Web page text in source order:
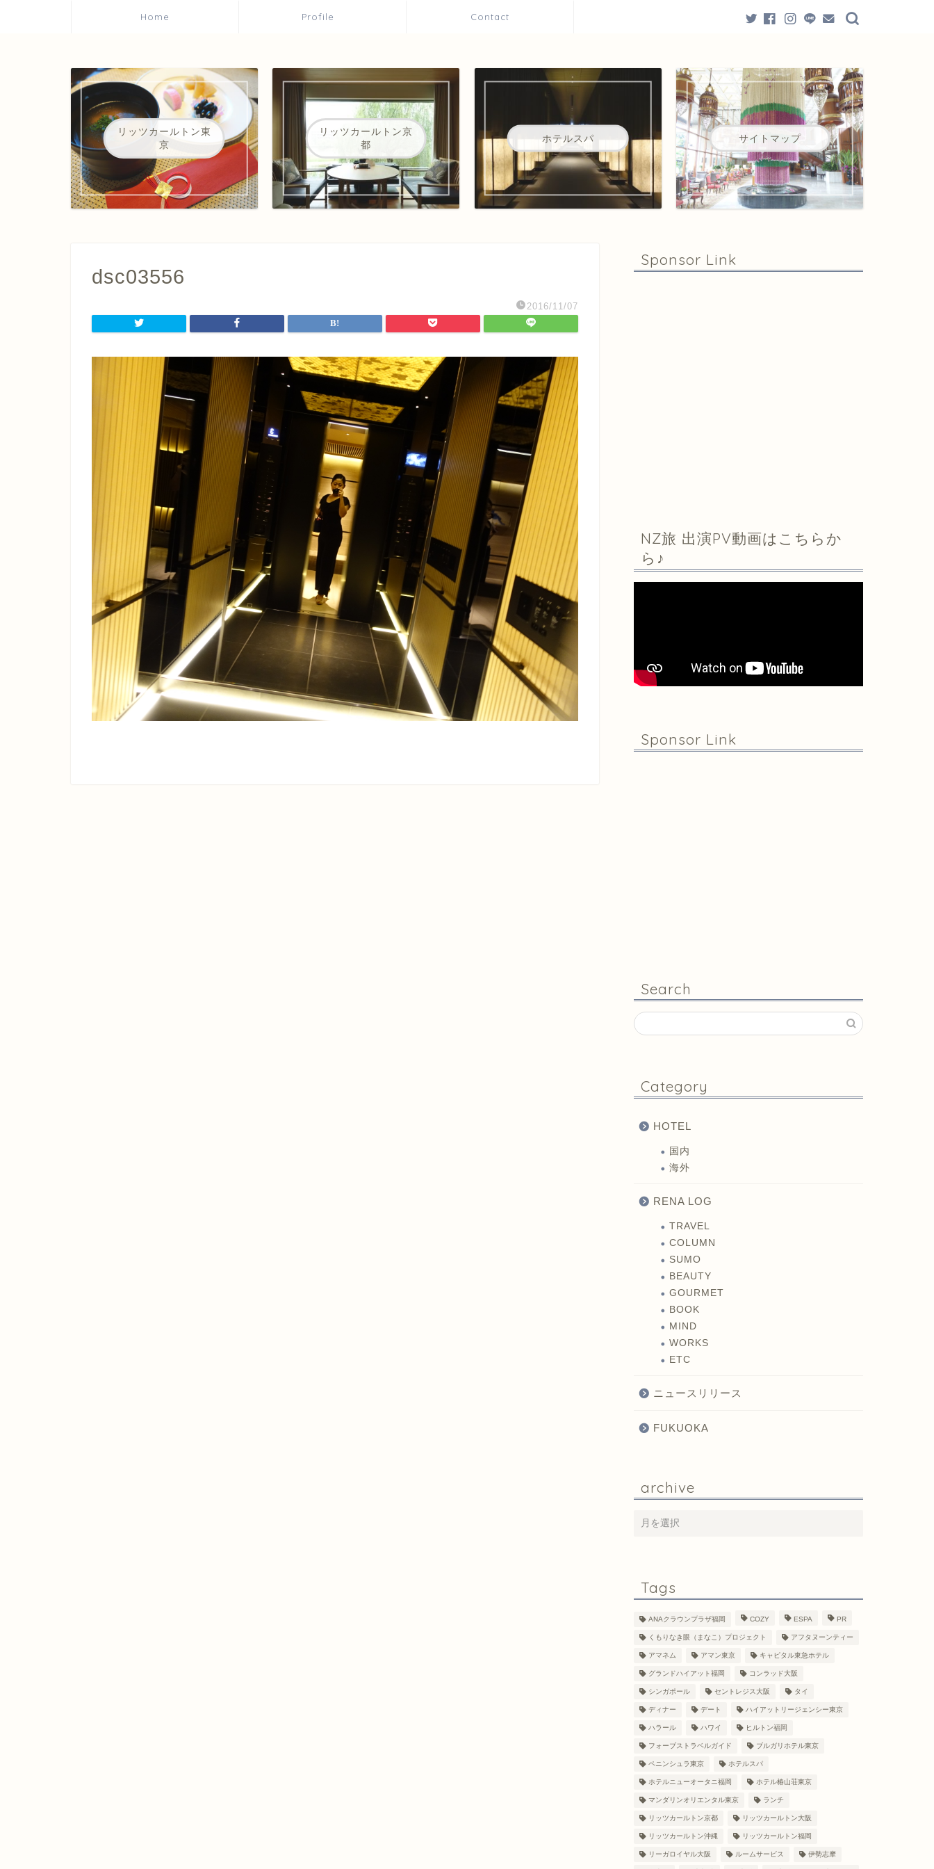
Home Profile Contact
リッツカールトン東
京
リッツカールトン京
都
ホテルスパ サイトマップ
dsc03556
2016/11/07
Sponsor Link
NZ旅 出演PV動画はこちらか
ら♪
Sponsor Link
Search
Category
HOTEL
国内
海外
RENA LOG
TRAVEL
COLUMN
SUMO
BEAUTY
GOURMET
BOOK
MIND
WORKS
ETC
ニュースリリース
FUKUOKA
archive
Tags
ANAクラウンプラザ福岡 COZY ESPA PR
くもりなき眼（まなこ）プロジェクト アフタヌーンティー
アマネム アマン東京 キャピタル東急ホテル
グランドハイアット福岡 コンラッド大阪
シンガポール セントレジス大阪 タイ
ディナー デート ハイアットリージェンシー東京
ハラール ハワイ ヒルトン福岡
フォーブストラベルガイド ブルガリホテル東京
ペニンシュラ東京 ホテルスパ
ホテルニューオータニ福岡 ホテル椿山荘東京
マンダリンオリエンタル東京 ランチ
リッツカールトン京都 リッツカールトン大阪
リッツカールトン沖縄 リッツカールトン福岡
リーガロイヤル大阪 ルームサービス 伊勢志摩